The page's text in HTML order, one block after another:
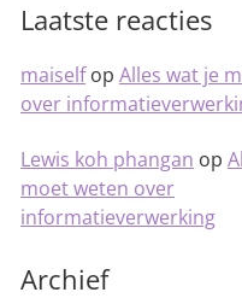
Laatste reacties
maiselfop Alles wat je
over
Lewis koh phangan op
moet weten over
informatieverwerking
Archief